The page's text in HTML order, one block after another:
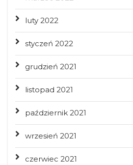
luty 2022
styczeń 2022
grudzień 2021
listopad 2021
październik 2021
wrzesień 2021
czerwiec 2021